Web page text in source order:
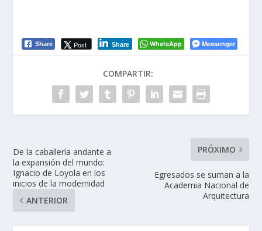
Share Post Share WhatsApp Messenger
COMPARTIR:
De la caballería andante a
la expansión del mundo:
Ignacio de Loyola en los
inicios de la modernidad
ANTERIOR
PRÓXIMO
Egresados se suman a la
Academia Nacional de
Arquitectura